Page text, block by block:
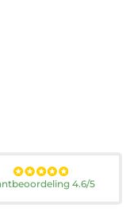
4.6/5